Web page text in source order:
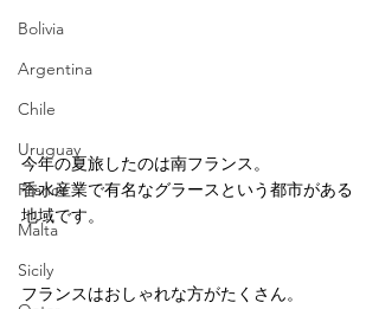
Bolivia
Argentina
Chile
Uruguay
France
Malta
Sicily
今年の夏旅したのは南フランス。
香水産業で有名なグラースという都市がある
地域です。
フランスはおしゃれな方がたくさん。